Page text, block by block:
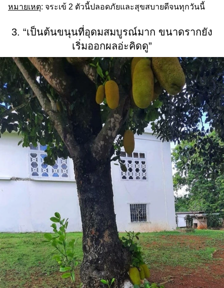
หมายเหตุ: จระเข้ 2 ตัวนี้ปลอดภัยและสุขสบายดีจนทุกวันนี้
3. “เป็นต้นขนุนที่อุดมสมบูรณ์มาก ขนาดรากยัง
เริ่มออกผลอ่ะคิดดู”